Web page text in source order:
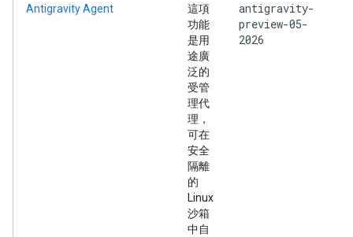
Antigravity Agent
這項
功能
是用
途廣
泛的
受管
理代
理，
可在
安全
隔離
的
Linux
沙箱
中自
antigravity-
preview-05-
2026